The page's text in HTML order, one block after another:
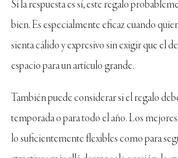
Si la respuesta es sí, este regalo
bien. Es especialmente eficaz cuando
sienta cálido y expresivo sin exigir que el
espacio para un artículo grande.
También puede considerar si el regalo
temporada o para todo el año. Los
lo suficientemente flexibles como para